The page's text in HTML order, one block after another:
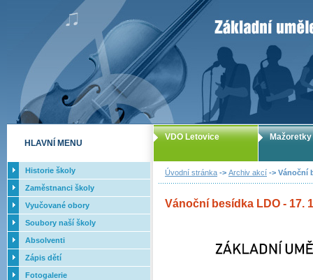
ZUŠ Letovice
Úvodní stránka -> Archiv akcí -> Vánoční
Vánoční besídka LDO - 17.
VDO Letovice Mažoretky
HLAVNÍ MENU
Historie školy
Zaměstnanci školy
Vyučované obory
Soubory naší školy
Absolventi
Zápis dětí
Fotogalerie